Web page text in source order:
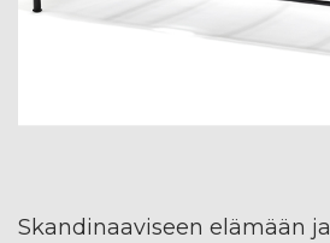
Skandinaaviseen elämään ja